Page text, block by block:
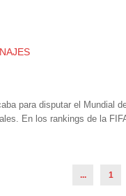
para disputar el Mundial
En los rankings de la
... 1